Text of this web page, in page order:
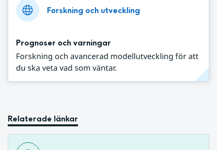
Forskning och utveckling
Prognoser och varningar
Forskning och avancerad modellutveckling för att
du ska veta vad som väntar.
Relaterade länkar